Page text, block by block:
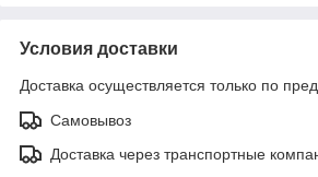
Условия доставки
Доставка осуществляется только по
Самовывоз
Доставка через транспортные